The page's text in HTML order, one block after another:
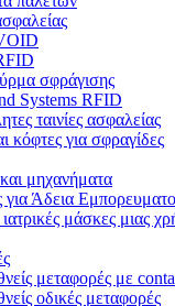
σφράγισης
Systems RFID
ταινίες ασφαλείας
κόφτες για σφραγίδες
μηχανήματα
για Άδεια
μάσκες μιας
μεταφορές με
οδικές μεταφορές